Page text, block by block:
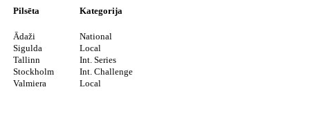
Pilsēta Kategorija
Ādaži
National
Sigulda
Local
Tallinn
Int. Series
Stockholm
Int. Challenge
Valmiera Local